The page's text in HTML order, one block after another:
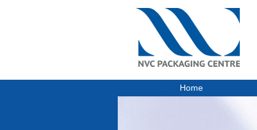
Home